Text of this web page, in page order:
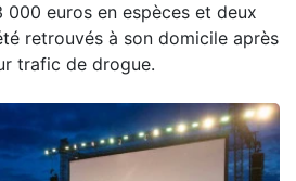
000 euros en espèces et deux
retrouvés à son domicile après
trafic de drogue.